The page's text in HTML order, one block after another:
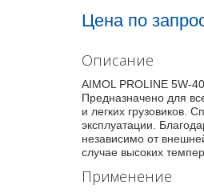
Цена по
Описание
AIMOL PROLINE 5W-
Предназначено для
и легких грузовиков.
эксплуатации.
независимо от
случае высоких
Применение